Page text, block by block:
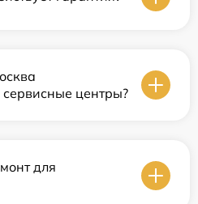
центры?
для